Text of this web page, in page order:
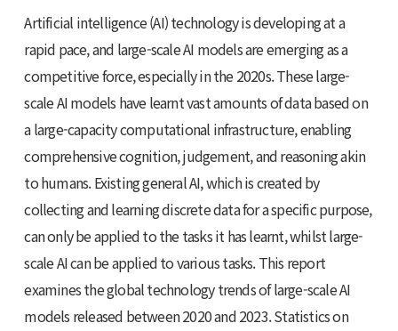
Artificial intelligence (AI) technology is developing at a
rapid pace, and large-scale AI models are emerging as a
competitive force, especially in the 2020s. These large-
scale AI models have learnt vast amounts of data based on
a large-capacity computational infrastructure, enabling
comprehensive cognition, judgement, and reasoning akin
to humans. Existing general AI, which is created by
collecting and learning discrete data for a specific purpose,
can only be applied to the tasks it has learnt, whilst large-
scale AI can be applied to various tasks. This report
examines the global technology trends of large-scale AI
models released between 2020 and 2023. Statistics on